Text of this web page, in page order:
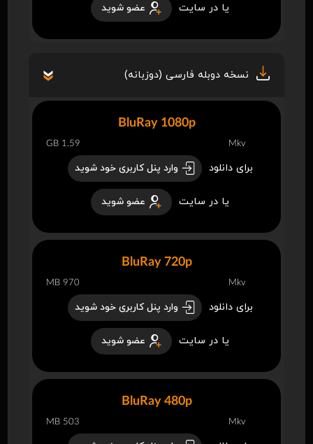
یا در سایت عضو شوید
نسخه دوبله فارسی (دوزبانه)
برای دانلود وارد پنل کاربری خود شوید
یا در سایت عضو شوید
BluRay 1080p
1.59 GB Mkv
برای دانلود وارد پنل کاربری خود شوید
یا در سایت عضو شوید
BluRay 720p
970 MB Mkv
BluRay 480p
503 MB Mkv